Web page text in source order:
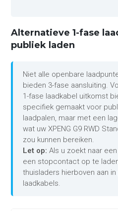
Alternatieve 1-fase
publiek laden
Niet alle openbare
bieden 3-fase aansluiting.
1-fase laadkabel uitkomst
specifiek gemaakt voor
laadpalen, maar met een
wat uw XPENG G9 RWD
zou kunnen bereiken.
Let op: Als u zoekt naar
een stopcontact op te
thuisladers hierboven aan
laadkabels.